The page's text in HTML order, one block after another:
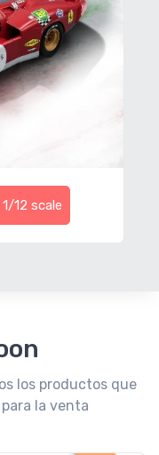
12 scale
los productos que
la venta